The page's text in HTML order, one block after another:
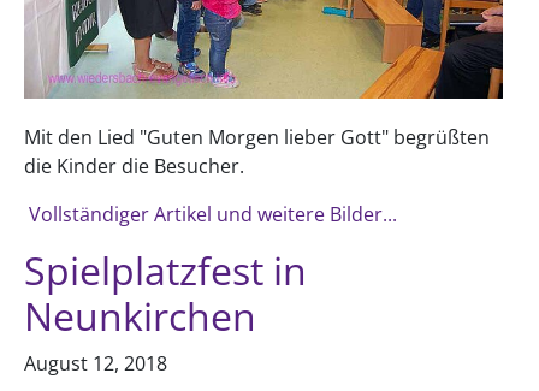
Mit den Lied "Guten Morgen lieber Gott" begrüßten
die Kinder die Besucher.
Vollständiger Artikel und weitere Bilder...
Spielplatzfest in
Neunkirchen
August 12, 2018